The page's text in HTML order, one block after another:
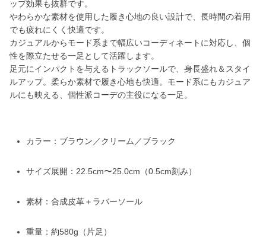
ップ効果も抜群です。
やわらかな素材を使用した履き心地の良い設計で、長時間の着用
でも疲れにくく快適です。
カジュアルからモード系まで幅広いコーディネートに対応し、個
性を際立たせる一足として活躍します。
足元にインパクトを与えるトラックソールで、身長盛れ＆スタイ
ルアップ。柔らか素材で履き心地も快適。モード系にもカジュア
ルにも映える、個性派コーデの主役になる一足。
カラー：ブラウン／クリーム／ブラック
サイズ展開：22.5cm〜25.0cm（0.5cm刻み）
素材：合成皮革＋ラバーソール
重量：約580g（片足）